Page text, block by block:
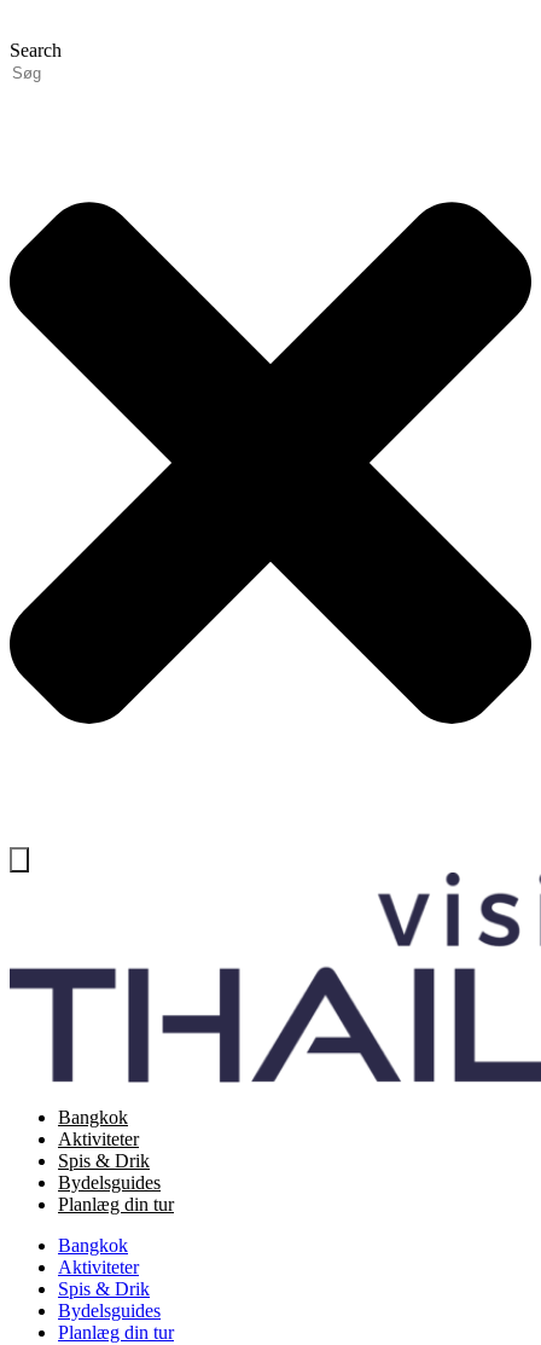
Search
Bangkok
Aktiviteter
Spis & Drik
Bydelsguides
Planlæg din tur
Bangkok
Aktiviteter
Spis & Drik
Bydelsguides
Planlæg din tur